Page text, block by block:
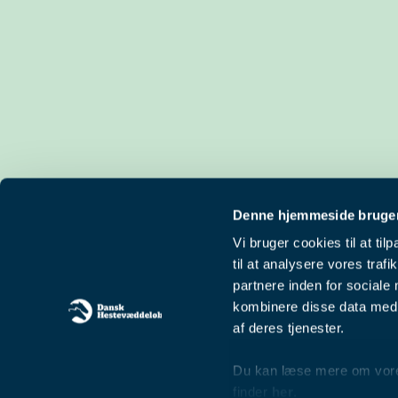
Denne hjemmeside
Vi bruger cookies til at
til at analysere vores
partnere inden for sociale
kombinere disse data
af deres tjenester.
Du kan læse mere om
finder